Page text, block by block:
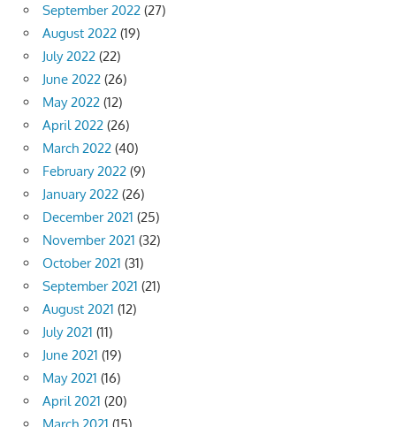
September 2022 (27)
August 2022 (19)
July 2022 (22)
June 2022 (26)
May 2022 (12)
April 2022 (26)
March 2022 (40)
February 2022 (9)
January 2022 (26)
December 2021 (25)
November 2021 (32)
October 2021 (31)
September 2021 (21)
August 2021 (12)
July 2021 (11)
June 2021 (19)
May 2021 (16)
April 2021 (20)